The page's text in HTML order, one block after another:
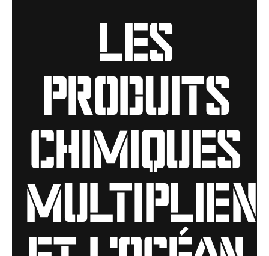
les
produits
chimiques